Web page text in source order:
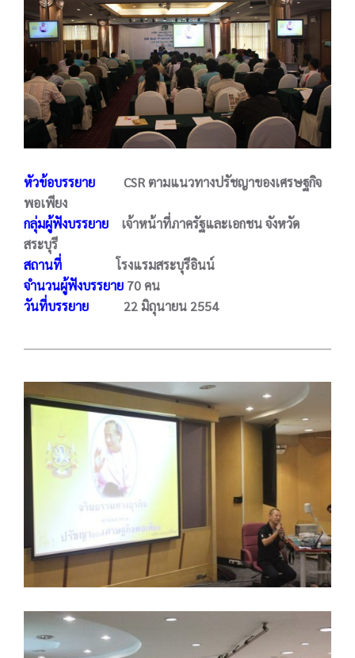
หัวข้อบรรยาย
CSR ตามแนวทางปรัชญาของเศรษฐกิจ
พอเพียง
กลุ่มผู้ฟังบรรยาย เจ้าหน้าที่ภาครัฐและเอกชน จังหวัด
สระบุรี
สถานที่
โรงแรมสระบุรีอินน์
จำนวนผู้ฟังบรรยาย 70 คน
วันที่บรรยาย
22 มิถุนายน 2554